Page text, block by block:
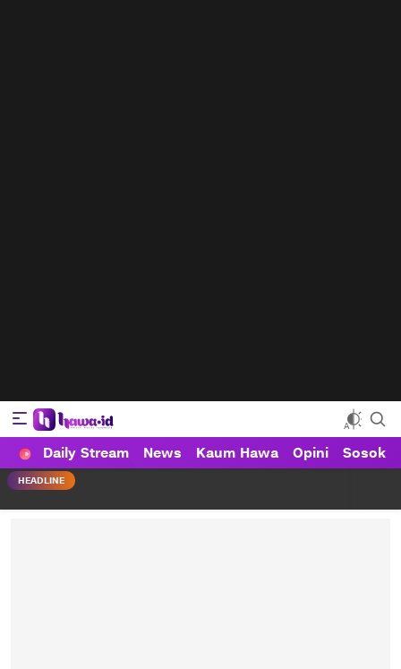
HAWA
Haluan Wanita Indonesia
Daily Stream News Kaum Hawa Opini Sosok
HEADLINE